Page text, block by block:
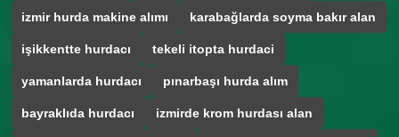
izmir hurda makine alımı karabağlarda soyma bakır alan
işikkentte hurdacı tekeli itopta hurdaci
yamanlarda hurdacı pınarbaşı hurda alım
bayraklıda hurdacı izmirde krom hurdası alan